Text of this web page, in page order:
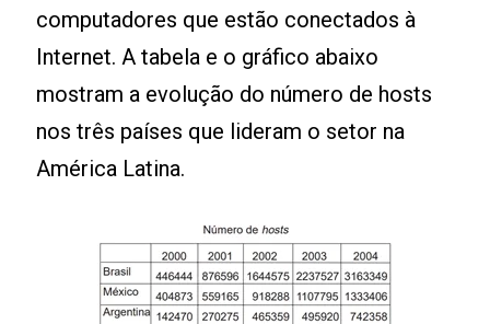
computadores que estão conectados à
Internet. A tabela e o gráfico abaixo
mostram a evolução do número de hosts
nos três países que lideram o setor na
América Latina.